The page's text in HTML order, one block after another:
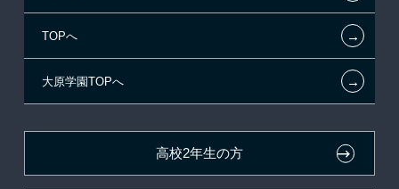
新聞奨学生
試験による特待生制度
指定校自己推薦入学
特別推薦入学
生徒会活動推薦入学
学生寮・マンションのご案内
大原の資格サポート制度
在校生へのお知らせ
各種証明書の発行ご希望の方
採用ご担当の方
TOPへ ←
大原学園TOPへ ←
高校2年生の方